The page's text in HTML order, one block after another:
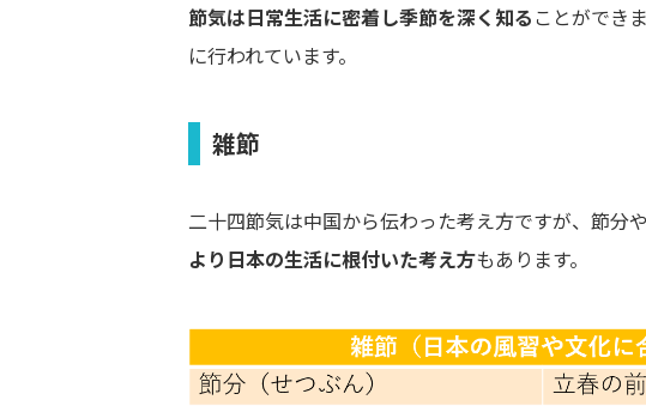
節気は日常生活に密着し季節を深く知る ことができ
に行われています。
雑節
二十四節気は中国から伝わった考え方ですが、節分
より日本の生活に根付いた考え方もあります。